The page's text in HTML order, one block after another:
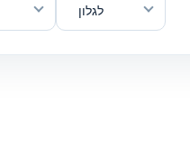
לגלון